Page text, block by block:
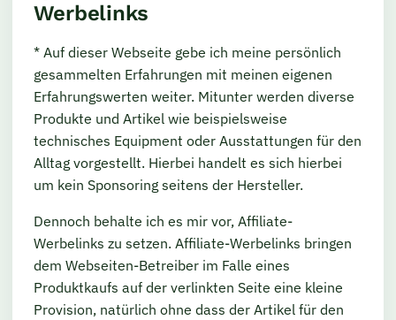
Werbelinks
* Auf dieser Webseite gebe ich meine persönlich
gesammelten Erfahrungen mit meinen eigenen
Erfahrungswerten weiter. Mitunter werden diverse
Produkte und Artikel wie beispielsweise
technisches Equipment oder Ausstattungen für den
Alltag vorgestellt. Hierbei handelt es sich hierbei
um kein Sponsoring seitens der Hersteller.
Dennoch behalte ich es mir vor, Affiliate-
Werbelinks zu setzen. Affiliate-Werbelinks bringen
dem Webseiten-Betreiber im Falle eines
Produktkaufs auf der verlinkten Seite eine kleine
Provision, natürlich ohne dass der Artikel für den